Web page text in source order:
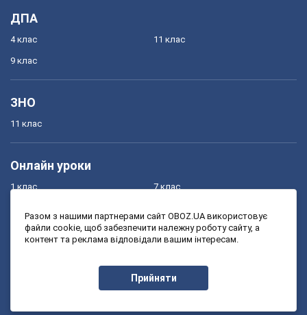
ДПА
4 клас
9 клас
11 клас
ЗНО
11 клас
Онлайн уроки
1 клас
3 клас
7 клас
9 клас
Разом з нашими партнерами сайт OBOZ.UA використовує
файли cookie, щоб забезпечити належну роботу сайту, а
контент та реклама відповідали вашим інтересам.
Прийняти